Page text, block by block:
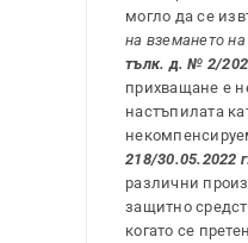
могло да се
на вземането
тълк. д. № 2/
прихващане е
настъпилата
218/30.05.2022
различни
защитно
когато се